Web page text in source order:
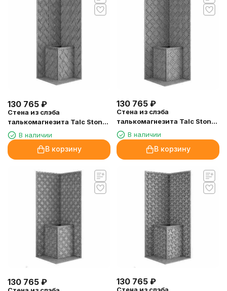
130 765 ₽
Стена из слэба
талькомагнезита Talc Stone
wall 62 с гравировкой
В наличии
В корзину
130 765 ₽
Стена из слэба
талькомагнезита Talc Stone
wall 61 с гравировкой
В наличии
В корзину
130 765 ₽ 130 765 ₽